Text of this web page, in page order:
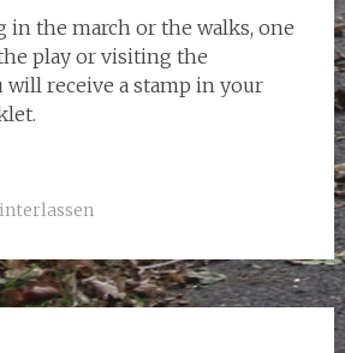
in the march or the walks, one
play or visiting the
receive a stamp in your